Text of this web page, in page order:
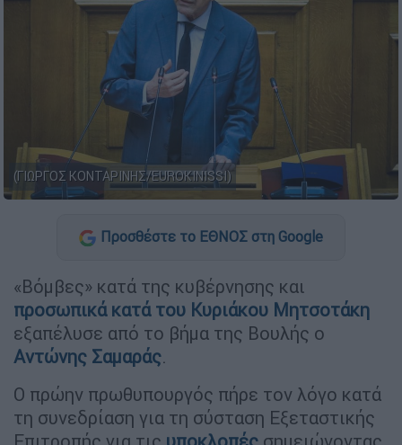
(ΓΙΩΡΓΟΣ ΚΟΝΤΑΡΙΝΗΣ/EUROKINISSI)
Προσθέστε το ΕΘΝΟΣ στη Google
«Βόμβες» κατά της κυβέρνησης και
προσωπικά κατά του Κυριάκου Μητσοτάκη
εξαπέλυσε από το βήμα της Βουλής ο
Αντώνης Σαμαράς.
Ο πρώην πρωθυπουργός πήρε τον λόγο κατά
τη συνεδρίαση για τη σύσταση Εξεταστικής